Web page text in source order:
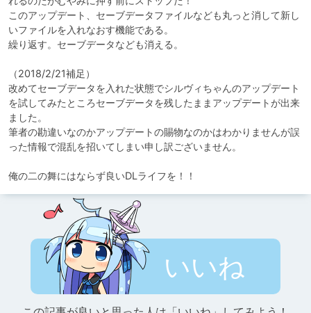
このアップデート、セーブデータファイルなども丸っと消して新し
いファイルを入れなおす機能である。
繰り返す。セーブデータなども消える。
（2018/2/21補足）
改めてセーブデータを入れた状態でシルヴィちゃんのアップデート
を試してみたところセーブデータを残したままアップデートが出来
ました。
筆者の勘違いなのかアップデートの賜物なのかはわかりませんが誤
った情報で混乱を招いてしまい申し訳ございません。
俺の二の舞にはならず良いDLライフを！！
いいね